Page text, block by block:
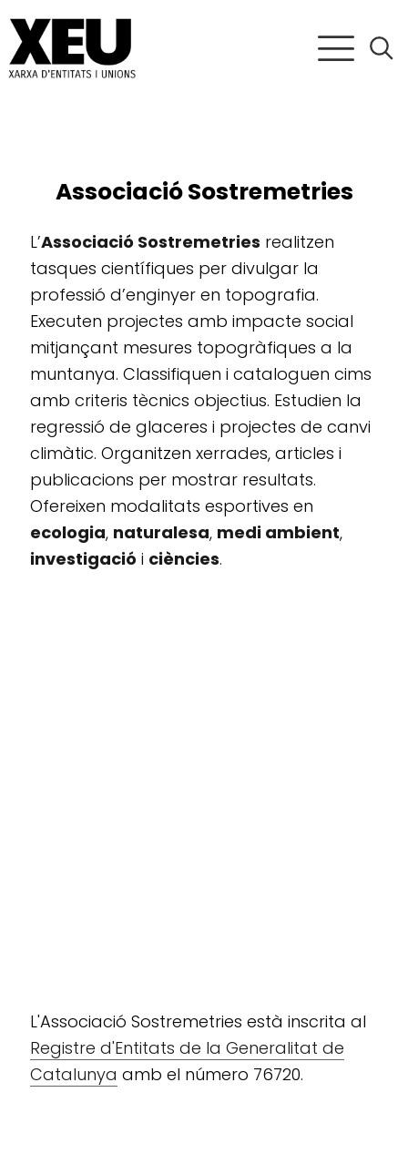
Associació Sostremetries
L’Associació Sostremetries realitzen
tasques científiques per divulgar la
professió d’enginyer en topografia.
Executen projectes amb impacte social
mitjançant mesures topogràfiques a la
muntanya. Classifiquen i cataloguen cims
amb criteris tècnics objectius. Estudien la
regressió de glaceres i projectes de canvi
climàtic. Organitzen xerrades, articles i
publicacions per mostrar resultats.
Ofereixen modalitats esportives en
ecologia, naturalesa, medi ambient,
investigació i ciències.
L'Associació Sostremetries està inscrita al
Registre d'Entitats de la Generalitat de
Catalunya amb el número 76720.